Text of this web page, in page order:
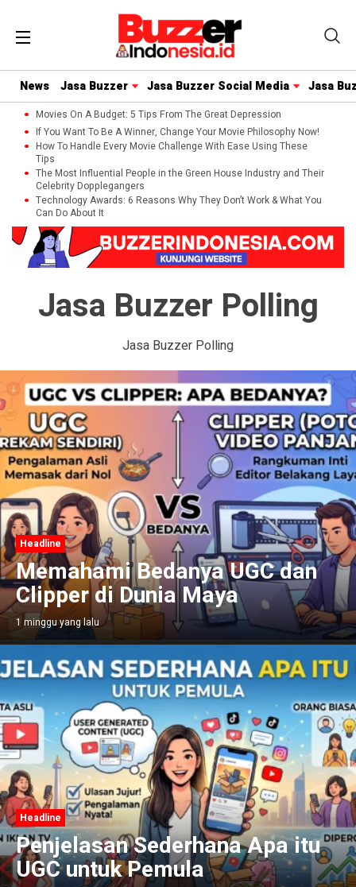
News Jasa Buzzer Jasa Buzzer Social Media Jasa
Movies On A Budget: 5 Tips From The Great Depression
If You Want To Be A Winner, Change Your Movie Philosophy Now!
How To Handle Every Movie Challenge With Ease Using These
Tips
The Most Influential People in the Green House Industry and Their
Celebrity Dopplegangers
Technology Awards: 6 Reasons Why They Don’t Work & What You
Can Do About It
Jasa Buzzer Polling
Jasa Buzzer Polling
Headline
Memahami Bedanya UGC dan
Clipper di Dunia Maya
1 minggu yang lalu
Headline
Penjelasan Sederhana Apa itu
UGC untuk Pemula